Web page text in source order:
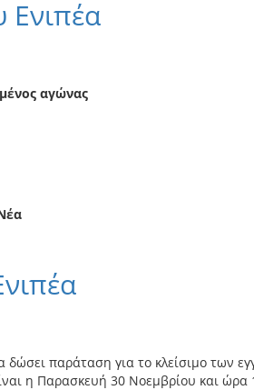
Ενιπέα
αγώνας
παράταση για το κλείσιμο των
η Παρασκευή 30 Νοεμβρίου και ώρα